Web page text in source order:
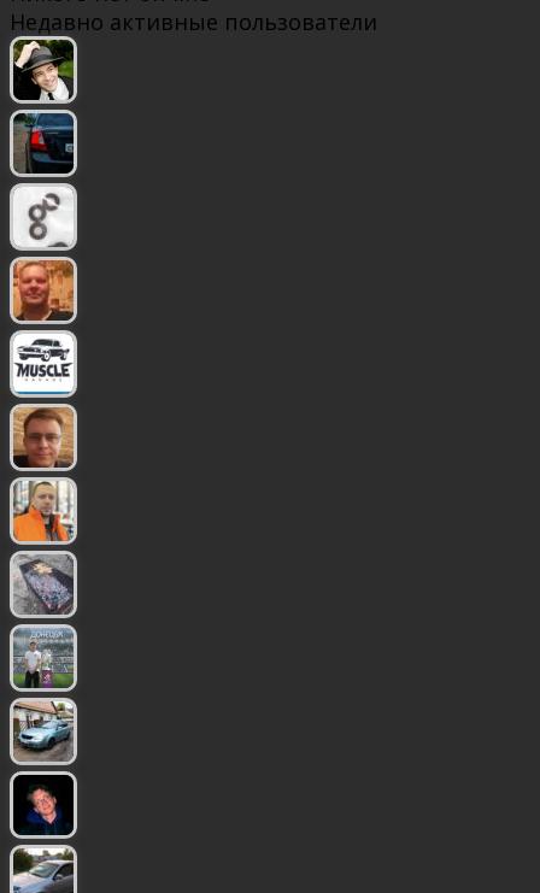
Недавно активные пользователи